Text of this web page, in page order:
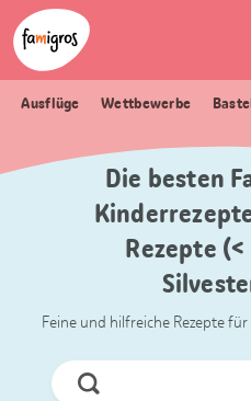
Sprungmarken
Navigation
Header
Logo
Ausflüge Wettbewerbe
Die besten
Rezepte
Feine und hilfreiche Rezepte
Jetzt